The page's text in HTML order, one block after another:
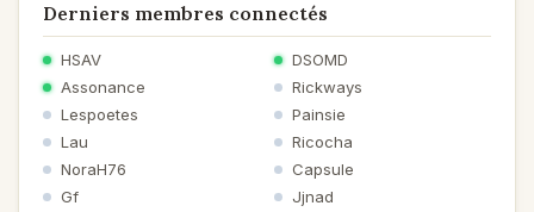
Derniers membres connectés
HSAV
DSOMD
Assonance
Rickways
Lespoetes
Painsie
Lau
Ricocha
NoraH76
Capsule
Gf
Jjnad